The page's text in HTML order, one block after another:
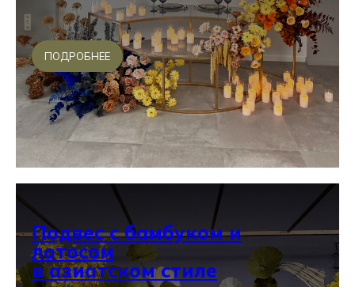
ПОДРОБНЕЕ
Подвес с бамбуком и
лотосом
в азиатском стиле